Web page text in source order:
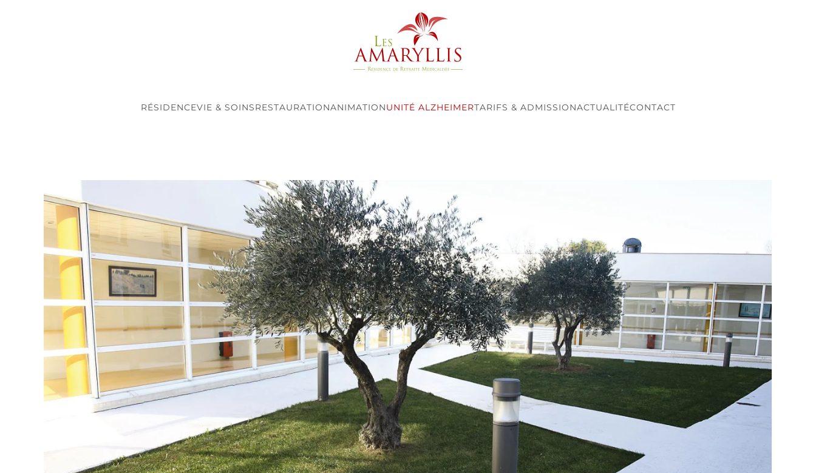
RÉSIDENCEVIE & SOINSRESTAURATIONANIMATIONUNITÉ ALZHEIMERTARIFS & ADMISSIONACTUALITÉCONTACT